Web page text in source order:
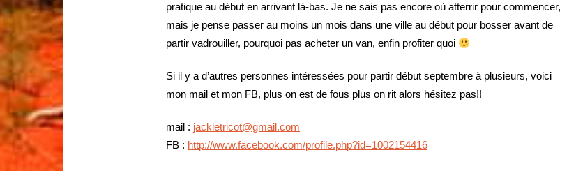
pratique au début en arrivant là-bas. Je ne sais pas encore où atterrir pour commencer,
mais je pense passer au moins un mois dans une ville au début pour bosser avant de
partir vadrouiller, pourquoi pas acheter un van, enfin profiter quoi
Si il y a d’autres personnes intéressées pour partir début septembre à plusieurs, voici
mon mail et mon FB, plus on est de fous plus on rit alors hésitez pas!!
mail : jackletricot@gmail.com
FB : http://www.facebook.com/profile.php?id=1002154416